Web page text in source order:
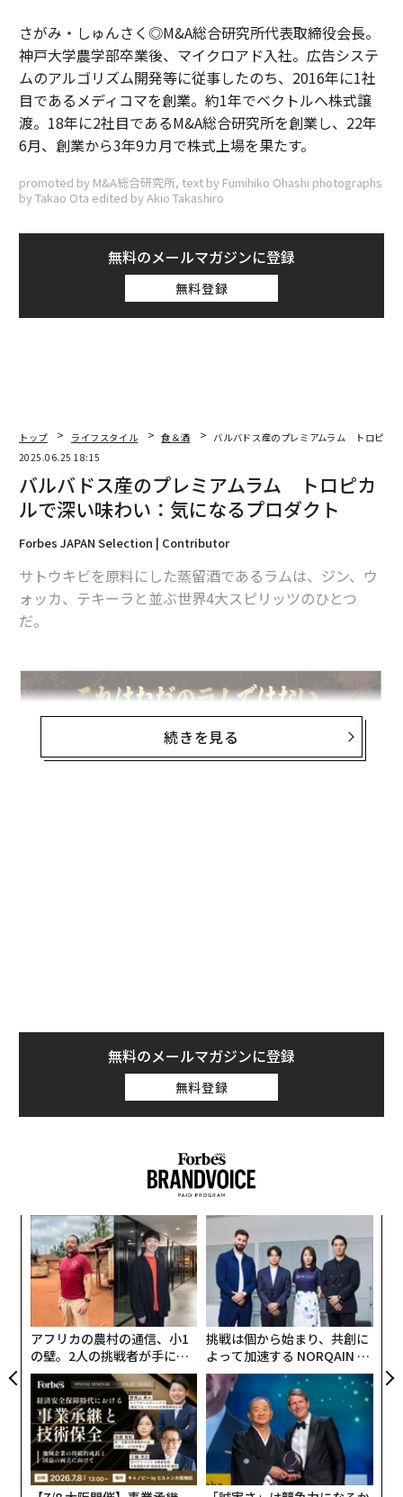
さがみ・しゅんさく◎M&A総合研究所代表取締役会長。
神戸大学農学部卒業後、マイクロアド入社。広告システ
ムのアルゴリズム開発等に従事したのち、2016年に1社
目であるメディコマを創業。約1年でベクトルへ株式譲
渡。18年に2社目であるM&A総合研究所を創業し、22年
6月、創業から3年9カ月で株式上場を果たす。
promoted by M&A総合研究所, text by Fumihiko Ohashi photographs
by Takao Ota edited by Akio Takashiro
無料のメールマガジンに登録
無料登録
トップ ライフスタイル 食＆酒
バルバドス産のプレミアムラム トロピカ
2025.06.25 18:15
バルバドス産のプレミアムラム トロピカ
ルで深い味わい：気になるプロダクト
Forbes JAPAN Selection | Contributor
サトウキビを原料にした蒸留酒であるラムは、ジン、ウ
ォッカ、テキーラと並ぶ世界4大スピリッツのひとつ
だ。
ペルノ・リカール・ジャパンが発売した「
ブンブー オリジナル」は、ラム発祥の地とされるカリブ
海・バルバドスで120年以上の歴史を持つ蒸留所で造ら
れたプレミアムラムだ。
続きを見る
無料のメールマガジンに登録
無料登録
アフリカの農村の通信、小1
の壁。2人の挑戦者が手にし
た「次なる武器」
挑戦は個から始まり、共創に
よって加速する NORQAIN JA
PAN 特別座談会